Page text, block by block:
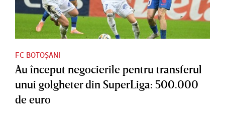
FC BOTOȘANI
Au început negocierile pentru transferul
unui golgheter din SuperLiga: 500.000
de euro